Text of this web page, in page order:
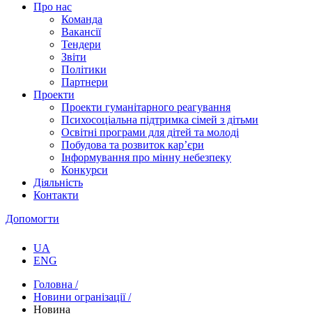
Про нас
Команда
Вакансії
Тендери
Звіти
Політики
Партнери
Проекти
Проекти гуманітарного реагування
Психосоціальна підтримка сімей з дітьми
Освітні програми для дітей та молоді
Побудова та розвиток кар’єри
Інформування про мінну небезпеку
Конкурси
Діяльність
Контакти
Допомогти
UA
ENG
Головна /
Новини огранізації /
Новина